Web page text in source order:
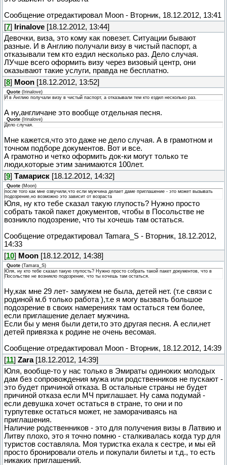
Сообщение отредактировал Moon - Вторник, 18.12.2012, 13:41
[7] Irinalove [18.12.2012, 13:44]
Девочки, виза, это кому как повезет. Ситуации бывают
разные. И в Англию получали визу в чистый паспорт, а
отказывали тем кто ездил несколько раз. Дело случая.
ЛУчше всего оформить визу через визовый центр, они
оказывают такие услуги, правда не бесплатно.
[8] Moon [18.12.2012, 13:52]
Quote ( Irinalove)
И в Англию получали визу в чистый паспорт, а отказывали тем кто ездил несколько раз.
А ну,англичане это вообще отдельная песня.
Quote ( Irinalove)
Дело случая.
Мне кажется,что это даже не дело случая. А в грамотном и
точном подборе документов. Вот и все.
А грамотно и четко оформить док-ки могут только те
люди,которые этим занимаются 100лет.
[9] Тамариск [18.12.2012, 14:32]
Quote (Moon)
после того как мне озвучили,что если мужчина делает даме приглашение - это может вызывать
подозрение,но возможно это зависит от возраста
Юля, ну кто тебе сказал такую глупость? Нужно просто
собрать такой пакет документов, чтобы в Посольстве не
возникло подозрение, что ты хочешь там остаться.
Сообщение отредактировал Tamara_S - Вторник, 18.12.2012,
14:33
[10] Moon [18.12.2012, 14:38]
Quote (Tamara_S)
Юля, ну кто тебе сказал такую глупость? Нужно просто собрать такой пакет документов, что в
Посольстве не возникло подозрение, что ты хочешь там остаться.
Ну,как мне 29 лет- замужем не была, детей нет. (т.е связи с
родиной м.б только работа ),т.е я могу вызвать большое
подозрение в своих намерениях там остаться тем более,
если приглашение делает мужчина.
Если бы у меня были дети,то это другая песня. А если,нет
детей привязка к родине не очень весомая.
Сообщение отредактировал Moon - Вторник, 18.12.2012, 14:39
[11] Zara[18.12.2012, 14:39]
Юля, вообще-то у нас только в Эмираты одиноких молодых
дам без сопровождения мужа или родственников не пускают -
это будет причиной отказа. В остальные страны не будет
причиной отказа если МЧ приглашает. Ну сама подумай -
если девушка хочет остаться в стране, то они и по
турпутевке остаться может, не заморачиваясь на
приглашения.
Наличие родственников - это для получения визы в Латвию и
Литву плохо, это я точно помню - сталкивалась когда тур для
туристов составляла. Моя туристка ехала к сестре, и мы ей
просто бронировали отель и покупали билеты и т.д., то есть
никаких приглашений.